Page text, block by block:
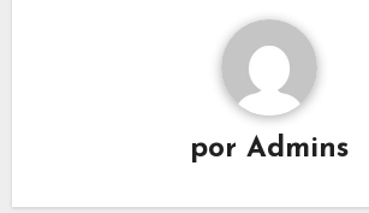
por Admins